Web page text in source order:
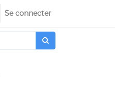
Se connecter